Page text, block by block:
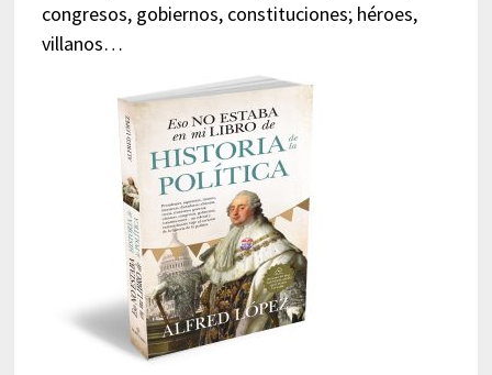
congresos, gobiernos, constituciones; héroes,
villanos…